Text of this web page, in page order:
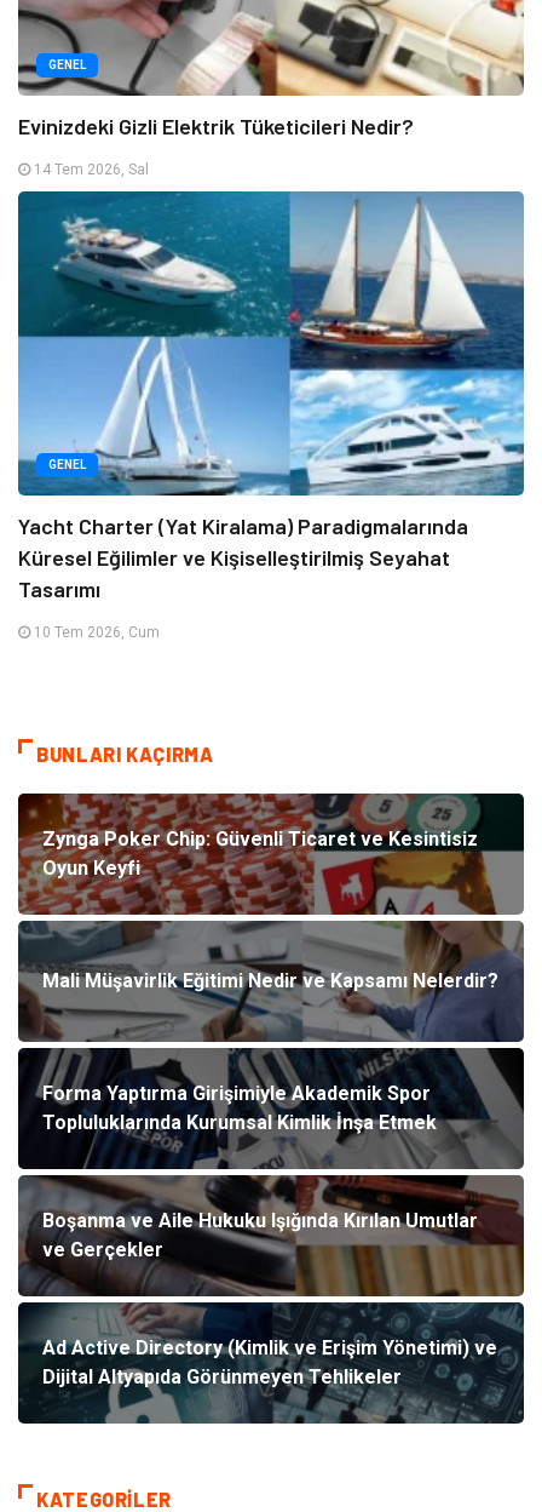
GENEL
Evinizdeki Gizli Elektrik Tüketicileri Nedir?
14 Tem 2026, Sal
GENEL
Yacht Charter (Yat Kiralama) Paradigmalarında
Küresel Eğilimler ve Kişiselleştirilmiş Seyahat
Tasarımı
10 Tem 2026, Cum
BUNLARI KAÇIRMA
Zynga Poker Chip: Güvenli Ticaret ve Kesintisiz
Oyun Keyfi
Mali Müşavirlik Eğitimi Nedir ve Kapsamı Nelerdir?
Forma Yaptırma Girişimiyle Akademik Spor
Topluluklarında Kurumsal Kimlik İnşa Etmek
Boşanma ve Aile Hukuku Işığında Kırılan Umutlar
ve Gerçekler
Ad Active Directory (Kimlik ve Erişim Yönetimi) ve
Dijital Altyapıda Görünmeyen Tehlikeler
KATEGORILER